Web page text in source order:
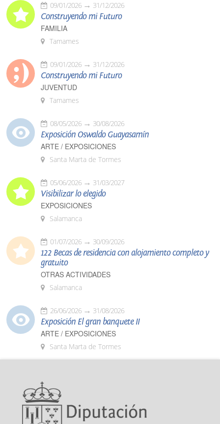
09/01/2026 31/12/2026
Construyendo mi Futuro
FAMILIA
Tamames
09/01/2026 31/12/2026
Construyendo mi Futuro
JUVENTUD
Tamames
08/05/2026 30/08/2026
Exposición Oswaldo Guayasamín
ARTE / EXPOSICIONES
Santa Marta de Tormes
05/06/2026 31/03/2027
Visibilizar lo elegido
EXPOSICIONES
Salamanca
01/07/2026 30/09/2026
122 Becas de residencia con alojamiento completo y
gratuito
OTRAS ACTIVIDADES
Salamanca
26/06/2026 31/08/2026
Exposición El gran banquete II
ARTE / EXPOSICIONES
Santa Marta de Tormes